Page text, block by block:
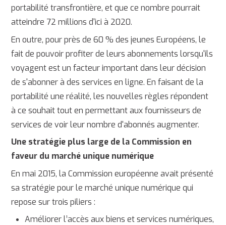
portabilité transfrontière, et que ce nombre pourrait
atteindre 72 millions d'ici à 2020.
En outre, pour près de 60 % des jeunes Européens, le
fait de pouvoir profiter de leurs abonnements lorsqu'ils
voyagent est un facteur important dans leur décision
de s'abonner à des services en ligne. En faisant de la
portabilité une réalité, les nouvelles règles répondent
à ce souhait tout en permettant aux fournisseurs de
services de voir leur nombre d'abonnés augmenter.
Une stratégie plus large de la Commission en
faveur du marché unique numérique
En mai 2015, la Commission européenne avait présenté
sa stratégie pour le marché unique numérique qui
repose sur trois piliers :
Améliorer l’accès aux biens et services numériques,